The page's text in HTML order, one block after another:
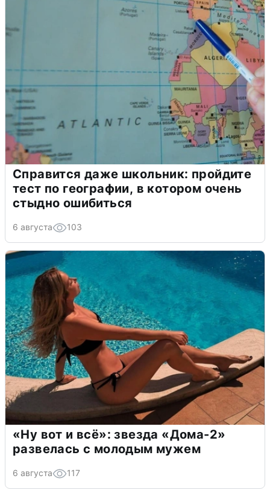
Справится даже школьник: пройдите
тест по географии, в котором очень
стыдно ошибиться
6 августа 103
«Ну вот и всё»: звезда «Дома-2»
развелась с молодым мужем
6 августа 117